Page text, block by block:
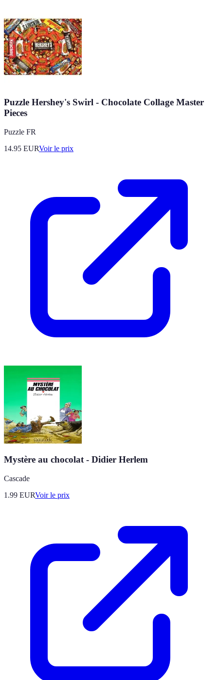
Puzzle Hershey's Swirl - Chocolate Collage Master
Pieces
Puzzle FR
14.95 EURVoir le prix
Mystère au chocolat - Didier Herlem
Cascade
1.99 EURVoir le prix